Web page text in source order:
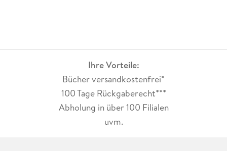
Ihre Vorteile:
Bücher versandkostenfrei*
100 Tage Rückgaberecht***
Abholung in über 100 Filialen
uvm.